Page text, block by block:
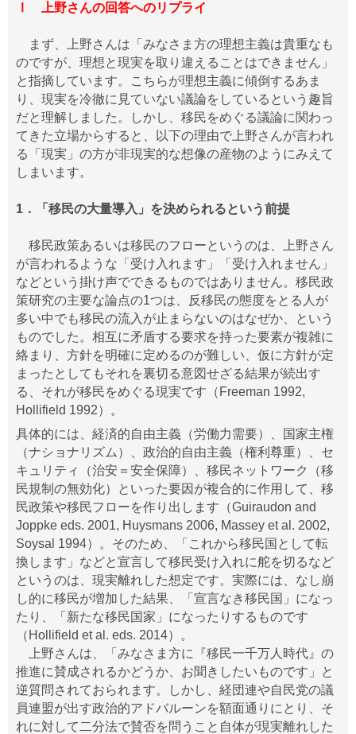
Ⅰ 上野さんの回答へのリプライ
まず、上野さんは「みなさま方の理想主義は貴重なも
のですが、理想と現実を取り違えることはできません」
と指摘しています。こちらが理想主義に傾倒するあま
り、現実を冷徹に見ていない議論をしているという趣旨
だと理解しました。しかし、移民をめぐる議論に関わっ
てきた立場からすると、以下の理由で上野さんが言われ
る「現実」の方が非現実的な想像の産物のようにみえて
しまいます。
1．「移民の大量導入」を決められるという前提
移民政策あるいは移民のフローというのは、上野さん
が言われるような「受け入れます」「受け入れません」
などという掛け声でできるものではありません。移民政
策研究の主要な論点の1つは、反移民の態度をとる人が
多い中でも移民の流入が止まらないのはなぜか、という
ものでした。相互に矛盾する要求を持った要素が複雑に
絡まり、方針を明確に定めるのが難しい、仮に方針が定
まったとしてもそれを裏切る意図せざる結果が続出す
る、それが移民をめぐる現実です（Freeman 1992,
Hollifield 1992）。
具体的には、経済的自由主義（労働力需要）、国家主権
（ナショナリズム）、政治的自由主義（権利尊重）、セ
キュリティ（治安＝安全保障）、移民ネットワーク（移
民規制の無効化）といった要因が複合的に作用して、移
民政策や移民フローを作り出します（Guiraudon and
Joppke eds. 2001, Huysmans 2006, Massey et al. 2002,
Soysal 1994）。そのため、「これから移民国として転
換します」などと宣言して移民受け入れに舵を切るなど
というのは、現実離れした想定です。実際には、なし崩
し的に移民が増加した結果、「宣言なき移民国」になっ
たり、「新たな移民国家」になったりするものです
（Hollifield et al. eds. 2014）。
上野さんは、「みなさま方に『移民一千万人時代』の
推進に賛成されるかどうか、お聞きしたいものです」と
逆質問されておられます。しかし、経団連や自民党の議
員連盟が出す政治的アドバルーンを額面通りにとり、そ
れに対して二分法で賛否を問うこと自体が現実離れした